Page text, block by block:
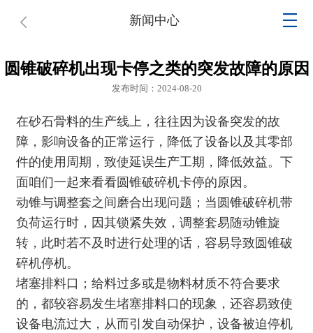
新闻中心
圆锥破碎机出现卡停之类的突发故障的原因
发布时间：2024-08-20
在砂石骨料的生产线上，往往因为设备突发的故
障，影响设备的正常运行，降低了设备以及其零部
件的使用周期，致使延误生产工期，降低效益。下
面咱们一起来看看圆锥破碎机卡停的原因。
动锥与调整套之间磨合出现问题；当圆锥破碎机带
负荷运行时，因其锁紧失效，调整套易随动锥旋
转，此时若不及时进行处理的话，容易导致圆锥破
碎机停机。
堵塞排料口；给料过多或是物料材质不符合要求
的，都较容易发生堵塞排料口的现象，还容易致使
设备电流过大，从而引发自动保护，设备被迫停机